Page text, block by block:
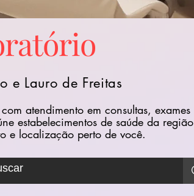
e Lauro de Freitas
atendimento em consultas, exames
estabelecimentos de saúde da região
e localização perto de você.